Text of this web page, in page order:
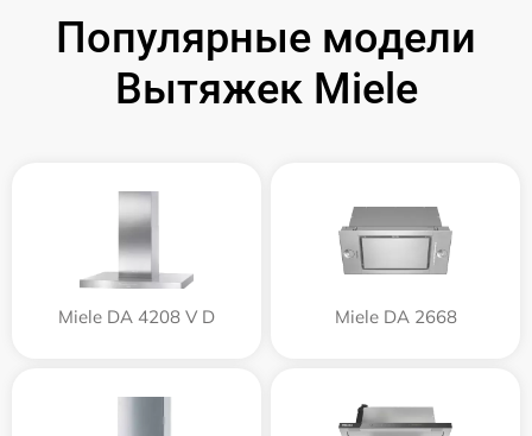
Популярные модели
Вытяжек Miele
Miele DA 4208 V D Miele DA 2668